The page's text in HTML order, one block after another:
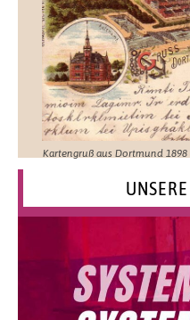
Kartengruß aus Dortmund